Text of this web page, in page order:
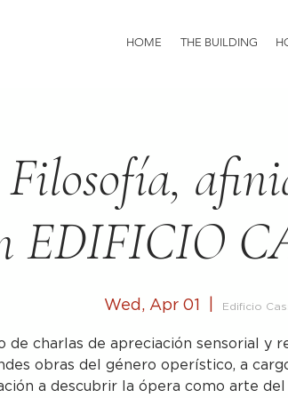
HOME THE BUILDING
EDIFICIO
Wed, Apr 01 Edificio
de charlas de apreciación sensorial y
obras del género operístico, a
a descubrir la ópera como arte